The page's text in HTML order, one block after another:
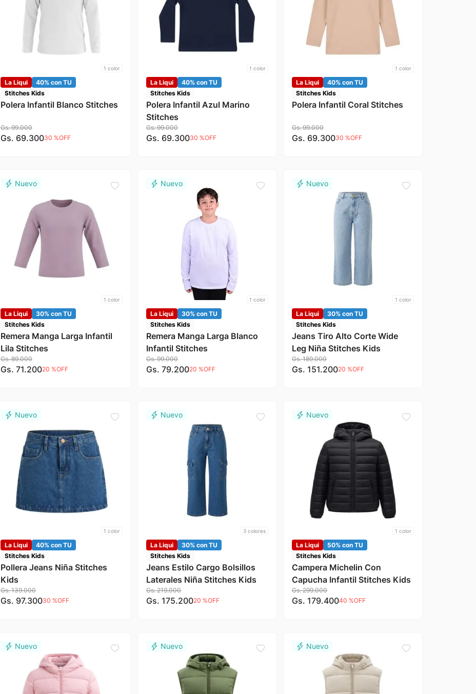
1 color
La Liqui
40% con TU
Stitches Kids
Polera Infantil Blanco Stitches
Gs. 99.000
Gs. 69.30030 %OFF
1 color
La Liqui
40% con TU
Stitches Kids
Polera Infantil Azul Marino
Stitches
Gs. 99.000
Gs. 69.30030 %OFF
1 color
La Liqui
40% con TU
Stitches Kids
Polera Infantil Coral Stitches
Gs. 99.000
Gs. 69.30030 %OFF
1 color
La Liqui
30% con TU
Stitches Kids
Remera Manga Larga Infantil
Lila Stitches
Gs. 89.000
Gs. 71.20020 %OFF
1 color
La Liqui
30% con TU
Stitches Kids
Remera Manga Larga Blanco
Infantil Stitches
Gs. 99.000
Gs. 79.20020 %OFF
1 color
La Liqui
30% con TU
Stitches Kids
Jeans Tiro Alto Corte Wide
Leg Niña Stitches Kids
Gs. 189.000
Gs. 151.20020 %OFF
1 color
La Liqui
40% con TU
Stitches Kids
Pollera Jeans Niña Stitches
Kids
Gs. 139.000
Gs. 97.30030 %OFF
3colores
La Liqui
30% con TU
Stitches Kids
Jeans Estilo Cargo Bolsillos
Laterales Niña Stitches Kids
Gs. 219.000
Gs. 175.20020 %OFF
1 color
La Liqui
50% con TU
Stitches Kids
Campera Michelin Con
Capucha Infantil Stitches Kids
Gs. 299.000
Gs. 179.40040 %OFF